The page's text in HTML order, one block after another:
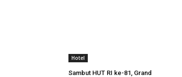
Hotel
Sambut HUT RI ke-81, Grand